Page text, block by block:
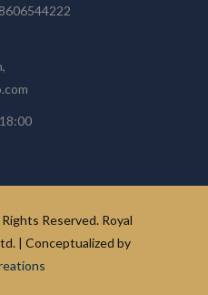
8606544222
Reserved. Royal
| Conceptualized by